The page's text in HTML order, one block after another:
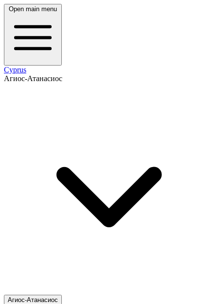
Open main menu
Cyprus
Агиос-Атанасиос
Агиос-Атанасиос